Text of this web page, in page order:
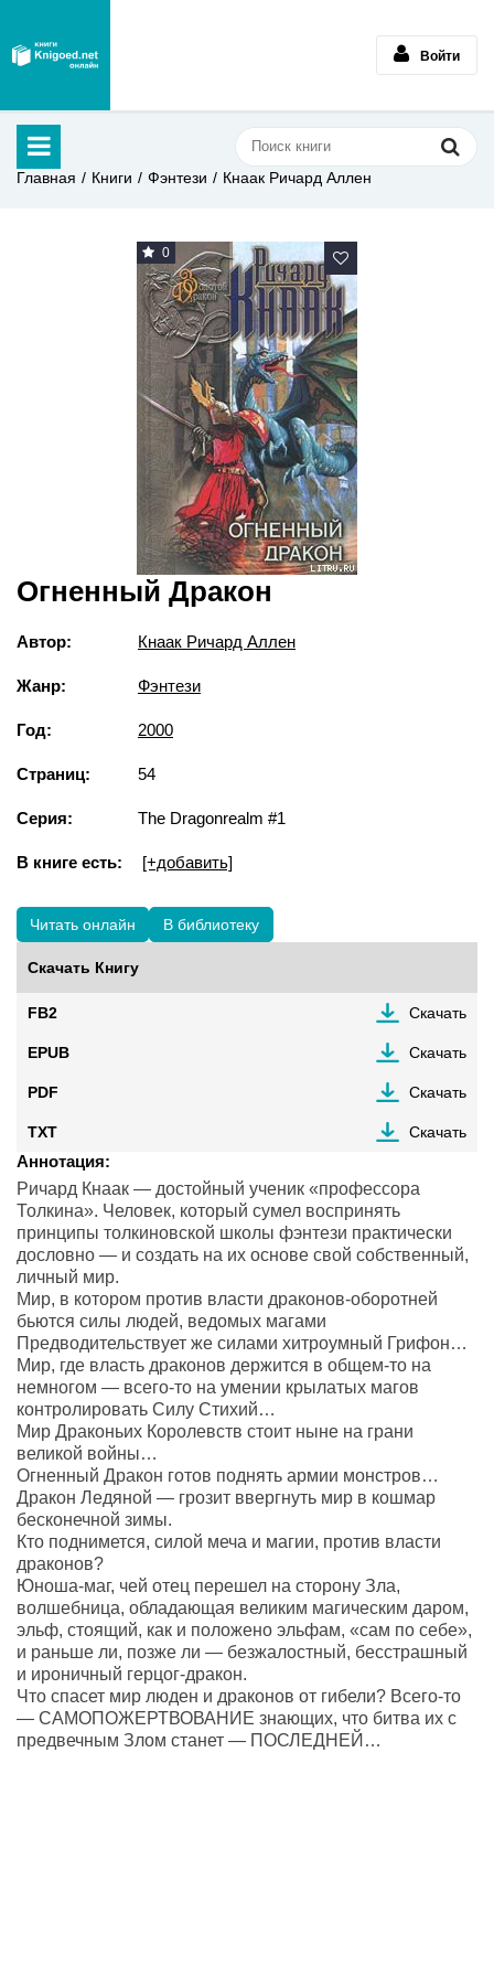
Войти
Главная Книги Фэнтези Кнаак Ричард Аллен
0
Огненный Дракон
Автор: Кнаак Ричард Аллен
Жанр: Фэнтези
Год: 2000
Страниц: 54
Серия: The Dragonrealm #1
В книге есть: [+добавить]
Читать онлайн В библиотеку
Скачать Книгу
FB2 Скачать
EPUB Скачать
PDF Скачать
TXT Скачать
Аннотация:
Ричард Кнаак — достойный ученик «профессора
Толкина». Человек, который сумел воспринять
принципы толкиновской школы фэнтези практически
дословно — и создать на их основе свой собственный,
личный мир.
Мир, в котором против власти драконов-оборотней
бьются силы людей, ведомых магами
Предводительствует же силами хитроумный Грифон…
Мир, где власть драконов держится в общем-то на
немногом — всего-то на умении крылатых магов
контролировать Силу Стихий…
Мир Драконьих Королевств стоит ныне на грани
великой войны…
Огненный Дракон готов поднять армии монстров…
Дракон Ледяной — грозит ввергнуть мир в кошмар
бесконечной зимы.
Кто поднимется, силой меча и магии, против власти
драконов?
Юноша-маг, чей отец перешел на сторону Зла,
волшебница, обладающая великим магическим даром,
эльф, стоящий, как и положено эльфам, «сам по себе»,
и раньше ли, позже ли — безжалостный, бесстрашный
и ироничный герцог-дракон.
Что спасет мир люден и драконов от гибели? Всего-то
— САМОПОЖЕРТВОВАНИЕ знающих, что битва их с
предвечным Злом станет — ПОСЛЕДНЕЙ…